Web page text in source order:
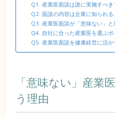
Q1. 産業医面談は誰に実施すべき
Q2. 面談の内容は企業に知られる
Q3. 産業医面談が「意味ない」
Q4. 自社に合った産業医を選ぶポ
Q5. 産業医面談を健康経営に活
「意味ない」産業
う理由